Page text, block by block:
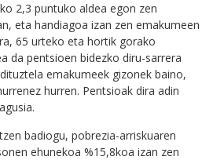
2,3 puntuko aldea egon zen
eta handiagoa izan zen emakumeen
65 urteko eta hortik gorako
da pentsioen bidezko diru-sarrera
emakumeek gizonek baino,
hurren. Pentsioak dira adin
badiogu, pobrezia-arriskuaren
ehunekoa %15,8koa izan zen